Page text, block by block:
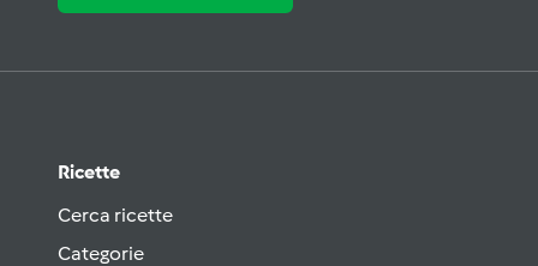
Ricette
Cerca ricette
Categorie